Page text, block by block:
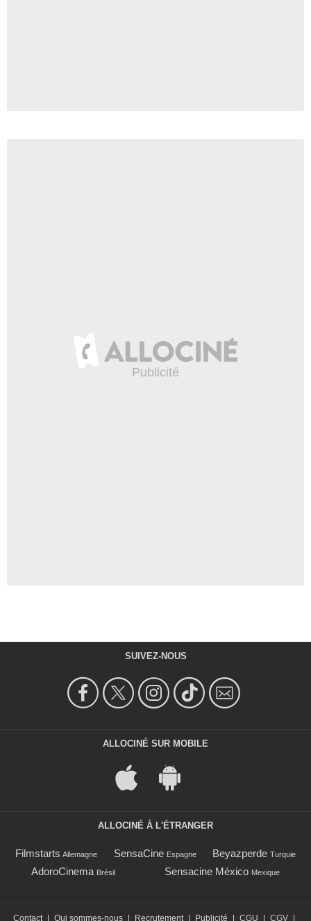
SUIVEZ-NOUS
ALLOCINÉ SUR MOBILE
ALLOCINÉ À L'ÉTRANGER
Filmstarts Allemagne SensaCine Espagne Beyazperde Turquie
AdoroCinema Brésil Sensacine México Mexique
Contact | Qui sommes-nous | Recrutement | Publicité | CGU | CGV |